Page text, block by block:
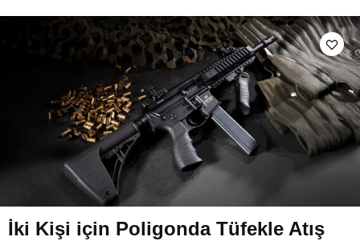
İki Kişi için Poligonda Tüfekle Atış